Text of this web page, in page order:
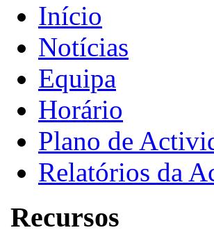
Início
Notícias
Equipa
Horário
Plano de
Relatórios da
Recursos